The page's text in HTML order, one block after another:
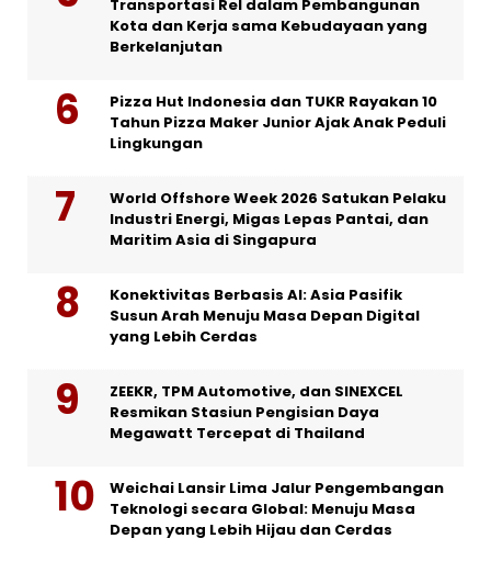
Transportasi Rel dalam Pembangunan
Kota dan Kerja sama Kebudayaan yang
Berkelanjutan
Pizza Hut Indonesia dan TUKR Rayakan 10
Tahun Pizza Maker Junior Ajak Anak Peduli
Lingkungan
World Offshore Week 2026 Satukan Pelaku
Industri Energi, Migas Lepas Pantai, dan
Maritim Asia di Singapura
Konektivitas Berbasis AI: Asia Pasifik
Susun Arah Menuju Masa Depan Digital
yang Lebih Cerdas
ZEEKR, TPM Automotive, dan SINEXCEL
Resmikan Stasiun Pengisian Daya
Megawatt Tercepat di Thailand
Weichai Lansir Lima Jalur Pengembangan
Teknologi secara Global: Menuju Masa
Depan yang Lebih Hijau dan Cerdas